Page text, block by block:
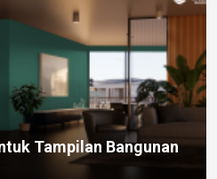
Tampilan Bangunan